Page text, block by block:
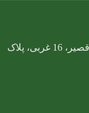
ایران، تهران، میدان آرژانتین، خیابان احمد قصیر، 16 غربی، پلاک